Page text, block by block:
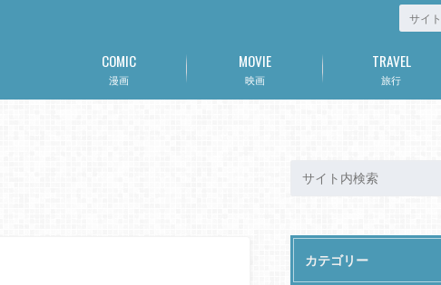
漫画
COMIC
映画
MOVIE
旅行
TRAVEL
カテゴリー